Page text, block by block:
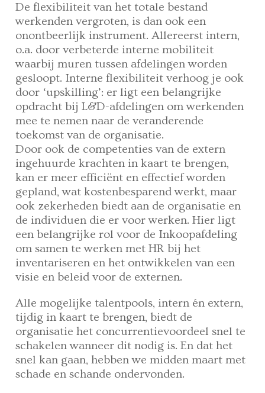
De flexibiliteit van het totale bestand
werkenden vergroten, is dan ook een
onontbeerlijk instrument. Allereerst intern,
o.a. door verbeterde interne mobiliteit
waarbij muren tussen afdelingen worden
gesloopt. Interne flexibiliteit verhoog je ook
door ‘upskilling’: er ligt een belangrijke
opdracht bij L&D-afdelingen om werkenden
mee te nemen naar de veranderende
toekomst van de organisatie.
Door ook de competenties van de extern
ingehuurde krachten in kaart te brengen,
kan er meer efficiënt en effectief worden
gepland, wat kostenbesparend werkt, maar
ook zekerheden biedt aan de organisatie en
de individuen die er voor werken. Hier ligt
een belangrijke rol voor de Inkoopafdeling
om samen te werken met HR bij het
inventariseren en het ontwikkelen van een
visie en beleid voor de externen.
Alle mogelijke talentpools, intern én extern,
tijdig in kaart te brengen, biedt de
organisatie het concurrentievoordeel snel te
schakelen wanneer dit nodig is. En dat het
snel kan gaan, hebben we midden maart met
schade en schande ondervonden.